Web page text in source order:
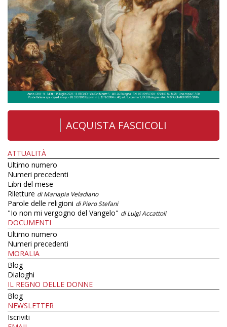
ACQUISTA FASCICOLI
ATTUALITÀ
Ultimo numero
Numeri precedenti
Libri del mese
Riletture di Mariapia Veladiano
Parole delle religioni di Piero Stefani
"Io non mi vergogno del Vangelo" di Luigi Accattoli
DOCUMENTI
Ultimo numero
Numeri precedenti
MORALIA
Blog
Dialoghi
IL REGNO DELLE DONNE
Blog
NEWSLETTER
Iscriviti